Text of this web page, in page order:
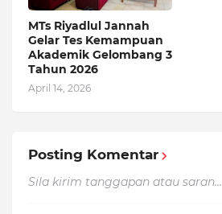
MTs Riyadlul Jannah
Gelar Tes Kemampuan
Akademik Gelombang 3
Tahun 2026
April 14, 2026
Posting Komentar
Sila kirim tanggapan atau saran...